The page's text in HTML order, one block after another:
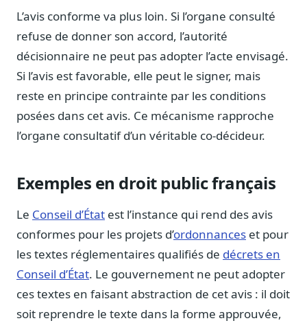
Données exhaustives pour vos travaux académiques
Suivi par secteur
11 secteurs : énergie, santé, finance, numérique…
Cas d'usage concrets
Six cas pour gagner du temps
Consultants seniors, plateforme Legiwatch incluse
Guides pratiques
17 guides sur le Parlement, la procédure, le plaidoyer
Blog & Podcast Hémicycle
Analyses, méthodes, coulisses
Lexique parlementaire
1027 termes expliqués
L’avis conforme va plus loin. Si l’organe consulté
refuse de donner son accord, l’autorité
décisionnaire ne peut pas adopter l’acte envisagé.
Si l’avis est favorable, elle peut le signer, mais
reste en principe contrainte par les conditions
posées dans cet avis. Ce mécanisme rapproche
l’organe consultatif d’un véritable co-décideur.
Exemples en droit public français
Le Conseil d’État est l’instance qui rend des avis
conformes pour les projets d’ordonnances et pour
les textes réglementaires qualifiés de décrets en
Conseil d’État. Le gouvernement ne peut adopter
ces textes en faisant abstraction de cet avis : il doit
soit reprendre le texte dans la forme approuvée,